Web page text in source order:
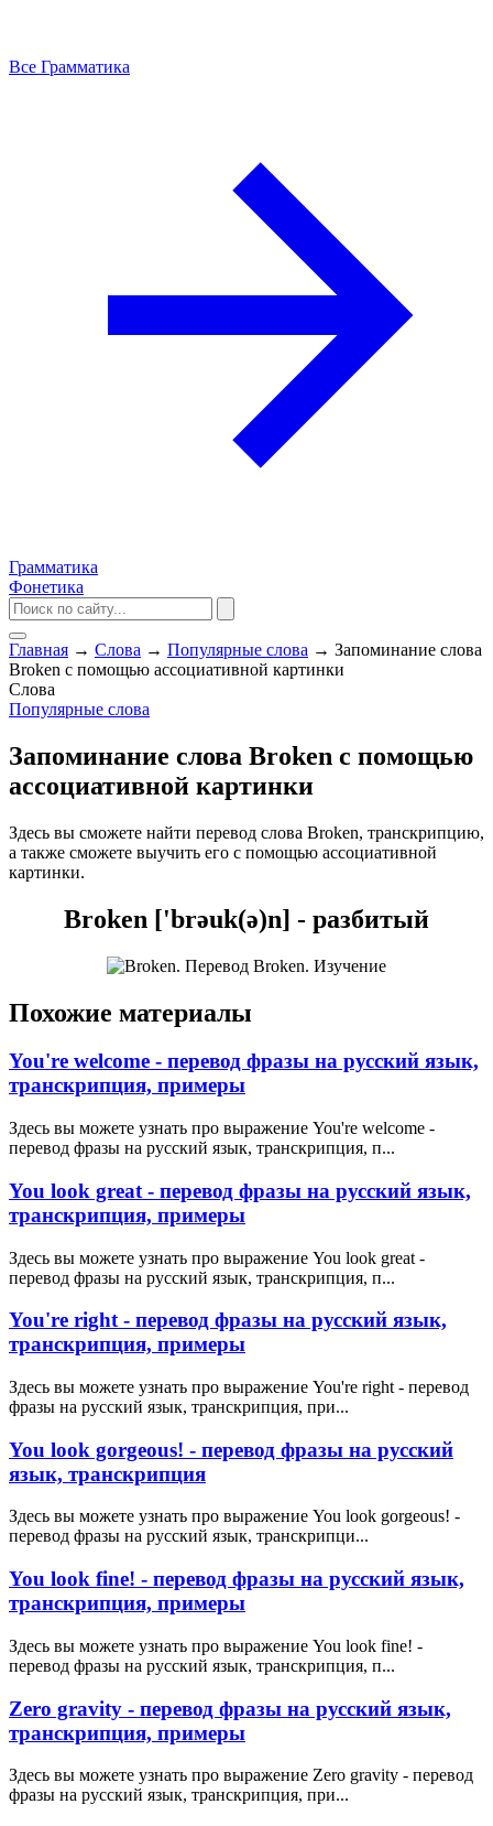
Все Грамматика
Грамматика
Фонетика
Главная → Слова → Популярные слова → Запоминание слова
Broken с помощью ассоциативной картинки
Слова
Популярные слова
Запоминание слова Broken с помощью
ассоциативной картинки
Здесь вы сможете найти перевод слова Broken, транскрипцию,
а также сможете выучить его с помощью ассоциативной
картинки.
Broken ['brəuk(ə)n] - разбитый
Похожие материалы
You're welcome - перевод фразы на русский язык,
транскрипция, примеры
Здесь вы можете узнать про выражение You're welcome -
перевод фразы на русский язык, транскрипция, п...
You look great - перевод фразы на русский язык,
транскрипция, примеры
Здесь вы можете узнать про выражение You look great -
перевод фразы на русский язык, транскрипция, п...
You're right - перевод фразы на русский язык,
транскрипция, примеры
Здесь вы можете узнать про выражение You're right - перевод
фразы на русский язык, транскрипция, при...
You look gorgeous! - перевод фразы на русский
язык, транскрипция
Здесь вы можете узнать про выражение You look gorgeous! -
перевод фразы на русский язык, транскрипци...
You look fine! - перевод фразы на русский язык,
транскрипция, примеры
Здесь вы можете узнать про выражение You look fine! -
перевод фразы на русский язык, транскрипция, п...
Zero gravity - перевод фразы на русский язык,
транскрипция, примеры
Здесь вы можете узнать про выражение Zero gravity - перевод
фразы на русский язык, транскрипция, при...